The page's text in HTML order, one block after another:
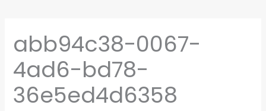
abb94c38-0067-
4ad6-bd78-
36e5ed4d6358